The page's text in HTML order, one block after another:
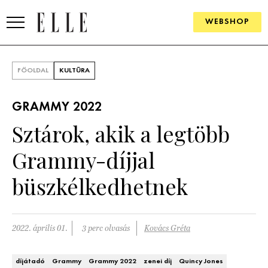
WEBSHOP
SZÉPSÉG
ÉLETMÓD
PÁRKAPCSOLAT
FŐOLDAL KULTÚRA
GRAMMY 2022
Sztárok, akik a legtöbb
Grammy-díjjal
büszkélkedhetnek
2022. április 01. 3 perc olvasás Kovács Gréta
díjátadó Grammy Grammy 2022 zenei díj
Quincy Jones